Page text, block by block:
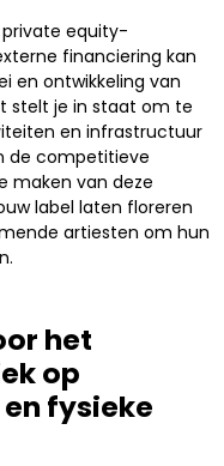
equity-
financiering kan
en ontwikkeling van
stelt je in staat om te
en infrastructuur
de competitieve
maken van deze
label laten floreren
artiesten om hun
het
op
fysieke